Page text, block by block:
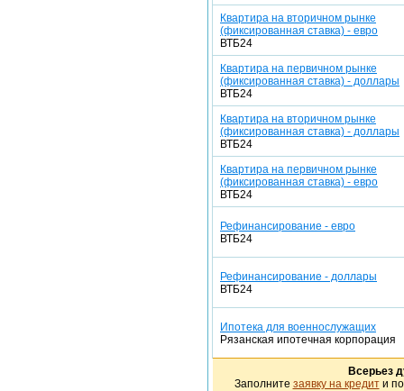
Квартира на вторичном рынке
(фиксированная ставка) - евро
ВТБ24
Квартира на первичном рынке
(фиксированная ставка) - доллары
ВТБ24
Квартира на вторичном рынке
(фиксированная ставка) - доллары
ВТБ24
Квартира на первичном рынке
(фиксированная ставка) - евро
ВТБ24
Рефинансирование - евро
ВТБ24
Рефинансирование - доллары
ВТБ24
Ипотека для военнослужащих
Рязанская ипотечная корпорация
Всерьез
Заполните заявку на кредити